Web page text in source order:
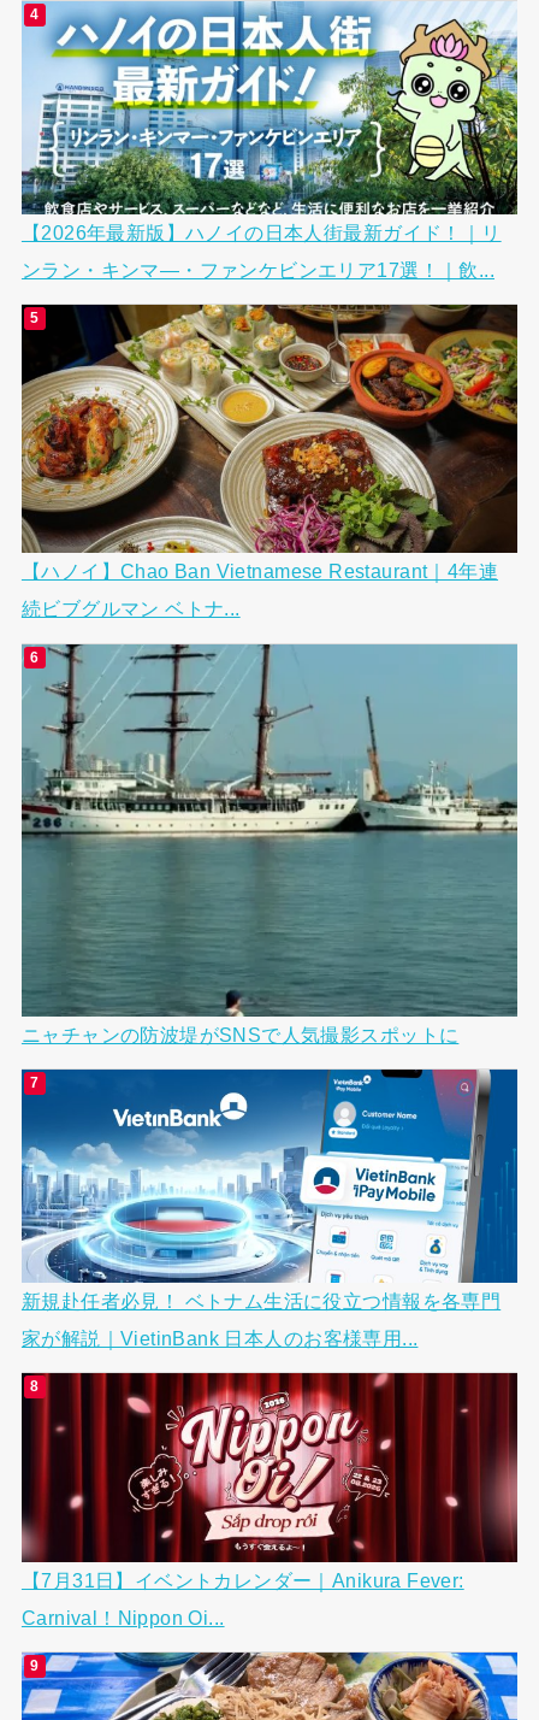
【2026年最新版】ハノイの日本人街最新ガイド！｜リ
ンラン・キンマ―・ファンケビンエリア17選！｜飲...
【ハノイ】Chao Ban Vietnamese Restaurant｜4年連
続ビブグルマン ベトナ...
ニャチャンの防波堤がSNSで人気撮影スポットに
新規赴任者必見！ ベトナム生活に役立つ情報を各専門
家が解説｜VietinBank 日本人のお客様専用...
【7月31日】イベントカレンダー｜Anikura Fever:
Carnival！Nippon Oi...